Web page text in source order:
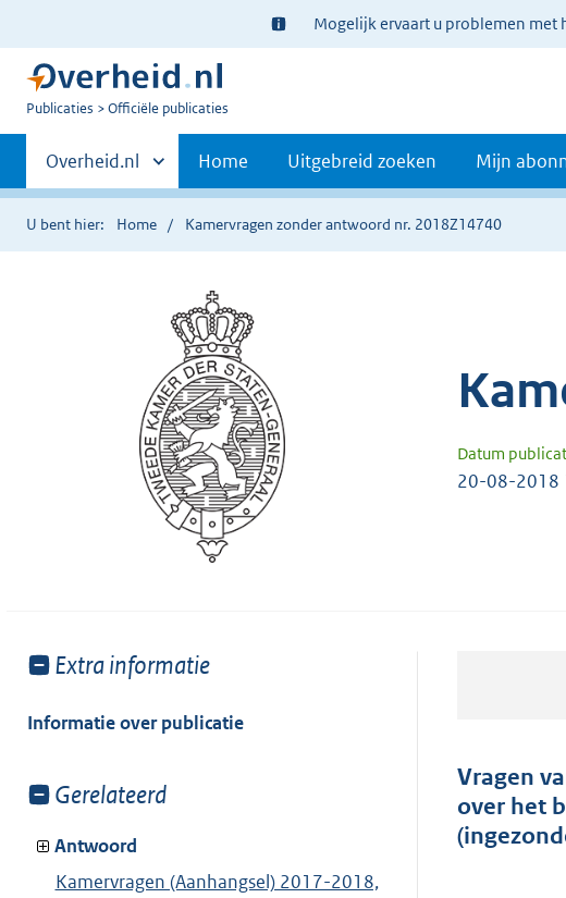
Ter
informatie:
Mogelijk ervaart u problemen met
U
Publicaties Officiële publicaties
Primaire
navigatie
Andere
sites
binnen
Overheid.nl Home Uitgebreid zoeken Mijn
U bent hier: Home Kamervragen zonder antwoord nr. 2018Z14740
Datum
20-08-2018
Toon
van:
Extra informatie
Informatie over publicatie
Toon
van:
Gerelateerd
Antwoord
Kamervragen (Aanhangsel) 2017-2018,
Vragen
over het